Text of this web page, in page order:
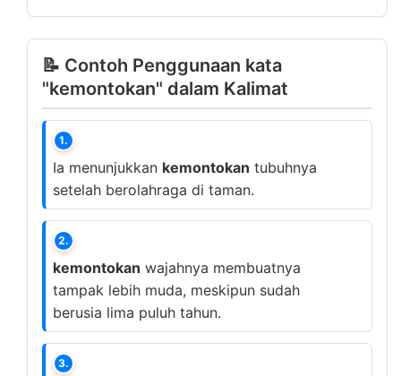
📝 Contoh Penggunaan kata
"kemontokan" dalam Kalimat
1.
Ia menunjukkan kemontokan tubuhnya
setelah berolahraga di taman.
2.
kemontokan wajahnya membuatnya
tampak lebih muda, meskipun sudah
berusia lima puluh tahun.
3.